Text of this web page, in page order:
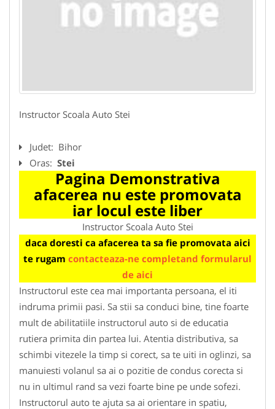
Instructor Scoala Auto Stei
Judet: Bihor
Oras: Stei
Pagina Demonstrativa
afacerea nu este promovata
iar locul este liber
Instructor Scoala Auto Stei
daca doresti ca afacerea ta sa fie promovata aici
te rugam contacteaza-ne completand formularul
de aici
Instructorul este cea mai importanta persoana, el iti
indruma primii pasi. Sa stii sa conduci bine, tine foarte
mult de abilitatiile instructorul auto si de educatia
rutiera primita din partea lui. Atentia distributiva, sa
schimbi vitezele la timp si corect, sa te uiti in oglinzi, sa
manuiesti volanul sa ai o pozitie de condus corecta si
nu in ultimul rand sa vezi foarte bine pe unde sofezi.
Instructorul auto te ajuta sa ai orientare in spatiu,